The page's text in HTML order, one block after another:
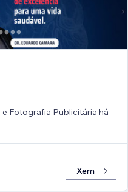
Fotografia Publicitária há
Xem